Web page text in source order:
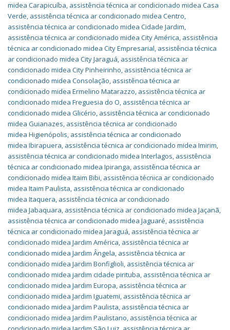
midea Carapicuíba, assistência técnica ar condicionado midea Casa
Verde, assistência técnica ar condicionado midea Centro,
assistência técnica ar condicionado midea Cidade Jardim,
assistência técnica ar condicionado midea City América, assistência
técnica ar condicionado midea City Empresarial, assistência técnica
ar condicionado midea City Jaraguá, assistência técnica ar
condicionado midea City Pinheirinho, assistência técnica ar
condicionado midea Consolação, assistência técnica ar
condicionado midea Ermelino Matarazzo, assistência técnica ar
condicionado midea Freguesia do O, assistência técnica ar
condicionado midea Glicério, assistência técnica ar condicionado
midea Guianazes, assistência técnica ar condicionado
midea Higienópolis, assistência técnica ar condicionado
midea Ibirapuera, assistência técnica ar condicionado midea Imirim,
assistência técnica ar condicionado midea Interlagos, assistência
técnica ar condicionado midea Ipiranga, assistência técnica ar
condicionado midea Itaim Bibi, assistência técnica ar condicionado
midea Itaim Paulista, assistência técnica ar condicionado
midea Itaquera, assistência técnica ar condicionado
midea Jabaquara, assistência técnica ar condicionado midea Jaçanã,
assistência técnica ar condicionado midea Jaguaré, assistência
técnica ar condicionado midea Jaraguá, assistência técnica ar
condicionado midea Jardim América, assistência técnica ar
condicionado midea Jardim Ângela, assistência técnica ar
condicionado midea Jardim Bonfiglioli, assistência técnica ar
condicionado midea jardim cidade pirituba, assistência técnica ar
condicionado midea Jardim Europa, assistência técnica ar
condicionado midea Jardim Iguatemi, assistência técnica ar
condicionado midea Jardim Paulista, assistência técnica ar
condicionado midea Jardim Paulistano, assistência técnica ar